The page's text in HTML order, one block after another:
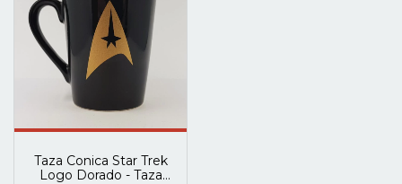
Taza Conica Star Trek
Logo Dorado - Taza